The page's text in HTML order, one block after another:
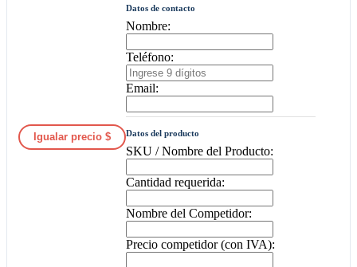
Igualar precio $
Datos de contacto
Nombre:
Teléfono:
Email:
Datos del producto
SKU / Nombre del Producto:
Cantidad requerida:
Nombre del Competidor:
Precio competidor (con IVA):